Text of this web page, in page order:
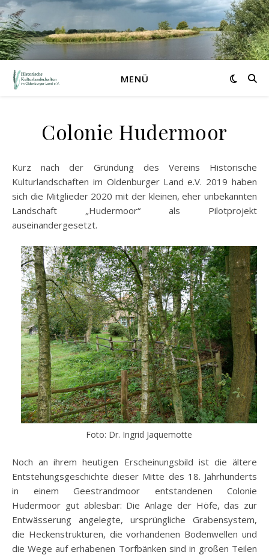
MENÜ
Colonie Hudermoor
Kurz nach der Gründung des Vereins Historische
Kulturlandschaften im Oldenburger Land e.V. 2019 haben
sich die Mitglieder 2020 mit der kleinen, eher unbekannten
Landschaft „Hudermoor“ als Pilotprojekt
auseinandergesetzt.
Foto: Dr. Ingrid Jaquemotte
Noch an ihrem heutigen Erscheinungsbild ist die ältere
Entstehungsgeschichte dieser Mitte des 18. Jahrhunderts
in einem Geestrandmoor entstandenen Colonie
Hudermoor gut ablesbar: Die Anlage der Höfe, das zur
Entwässerung angelegte, ursprüngliche Grabensystem,
die Heckenstrukturen, die vorhandenen Bodenwellen und
die Wege auf erhabenen Torfbänken sind in großen Teilen